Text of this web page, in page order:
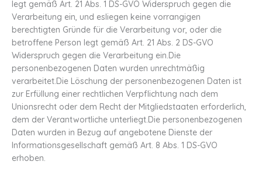
legt gemäß Art. 21 Abs. 1 DS-GVO Widerspruch gegen die
Verarbeitung ein, und esliegen keine vorrangigen
berechtigten Gründe für die Verarbeitung vor, oder die
betroffene Person legt gemäß Art. 21 Abs. 2 DS-GVO
Widerspruch gegen die Verarbeitung ein.Die
personenbezogenen Daten wurden unrechtmäßig
verarbeitet.Die Löschung der personenbezogenen Daten ist
zur Erfüllung einer rechtlichen Verpflichtung nach dem
Unionsrecht oder dem Recht der Mitgliedstaaten erforderlich,
dem der Verantwortliche unterliegt.Die personenbezogenen
Daten wurden in Bezug auf angebotene Dienste der
Informationsgesellschaft gemäß Art. 8 Abs. 1 DS-GVO
erhoben.